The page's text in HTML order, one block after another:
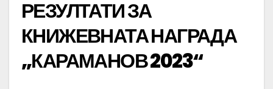
РЕЗУЛТАТИ ЗА
КНИЖЕВНАТА НАГРАДА
„КАРАМАНОВ 2023“